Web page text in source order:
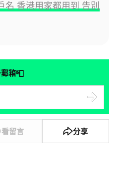
名 香港用家都用到 告別
箱📮
看留言 分享